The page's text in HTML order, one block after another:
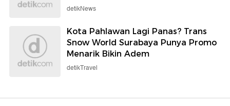
detikNews
Kota Pahlawan Lagi Panas? Trans
Snow World Surabaya Punya Promo
Menarik Bikin Adem
detikTravel